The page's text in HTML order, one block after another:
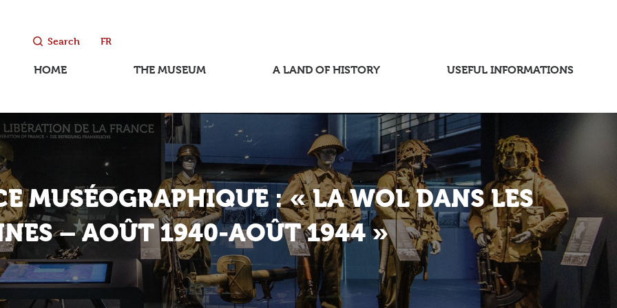
Search FR
HOME THE MUSEUM A LAND OF HISTORY USEFUL INFORMATIONS
MUSÉOGRAPHIQUE : « LA WOL DANS LES
– AOÛT 1940-AOÛT 1944 »